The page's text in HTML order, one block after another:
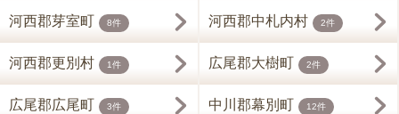
河西郡芽室町 8件 河西郡中札内村 2件
河西郡更別村 1件 広尾郡大樹町 2件
広尾郡広尾町 3件 中川郡幕別町 12件